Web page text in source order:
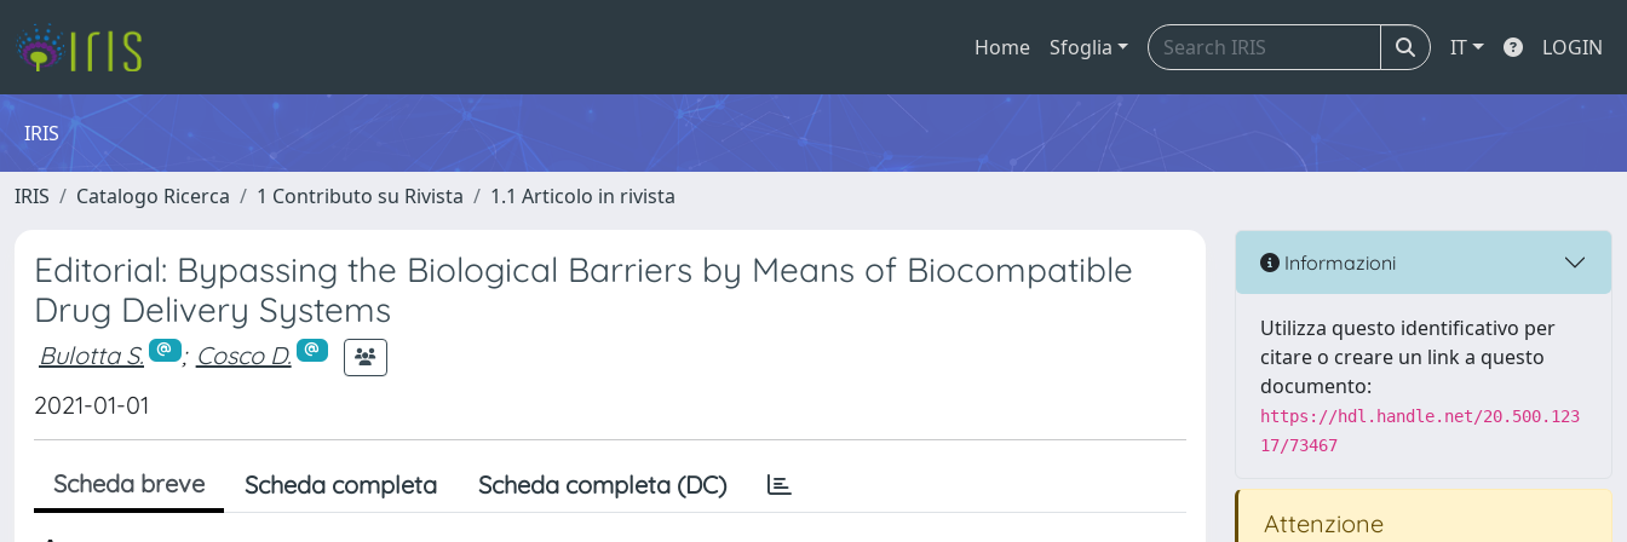
Home Sfoglia IT LOGIN
IRIS
IRIS Catalogo Ricerca 1 Contributo su Rivista 1.1 Articolo in rivista
Editorial: Bypassing the Biological Barriers by Means of Biocompatible
Drug Delivery Systems
Bulotta S. ; Cosco D.
2021-01-01
Scheda breve Scheda completa Scheda completa (DC)
Informazioni
Utilizza questo identificativo per
citare o creare un link a questo
documento:
https://hdl.handle.net/20.500.123
17/73467
Attenzione